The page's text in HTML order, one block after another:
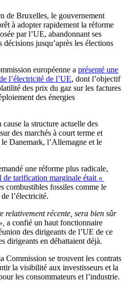
de Bruxelles, le gouvernement
à adopter rapidement la réforme
par l’UE, abandonnant ses
décisions jusqu’après les élections
européenne a présenté une
l’électricité de l’UE, dont l’objectif
des prix du gaz sur les factures
des énergies
la structure actuelle des
des marchés à court terme et
Danemark, l’Allemagne et le
une réforme plus radicale,
de tarification marginale était «
combustibles fossiles comme le
l’électricité.
relativement récente, sera bien sûr
a confié un haut fonctionnaire
des dirigeants de l’UE de ce
dirigeants en débattaient déjà.
se trouvent les contrats
la visibilité aux investisseurs et la
les consommateurs et l’industrie.